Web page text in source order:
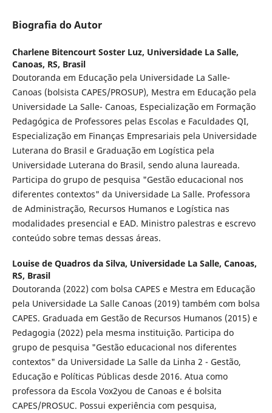
Biografia do Autor
Charlene Bitencourt Soster Luz, Universidade La Salle,
Canoas, RS, Brasil
Doutoranda em Educação pela Universidade La Salle-
Canoas (bolsista CAPES/PROSUP), Mestra em Educação pela
Universidade La Salle- Canoas, Especialização em Formação
Pedagógica de Professores pelas Escolas e Faculdades QI,
Especialização em Finanças Empresariais pela Universidade
Luterana do Brasil e Graduação em Logística pela
Universidade Luterana do Brasil, sendo aluna laureada.
Participa do grupo de pesquisa "Gestão educacional nos
diferentes contextos" da Universidade La Salle. Professora
de Administração, Recursos Humanos e Logística nas
modalidades presencial e EAD. Ministro palestras e escrevo
conteúdo sobre temas dessas áreas.
Louise de Quadros da Silva, Universidade La Salle, Canoas,
RS, Brasil
Doutoranda (2022) com bolsa CAPES e Mestra em Educação
pela Universidade La Salle Canoas (2019) também com bolsa
CAPES. Graduada em Gestão de Recursos Humanos (2015) e
Pedagogia (2022) pela mesma instituição. Participa do
grupo de pesquisa "Gestão educacional nos diferentes
contextos" da Universidade La Salle da Linha 2 - Gestão,
Educação e Políticas Públicas desde 2016. Atua como
professora da Escola Vox2you de Canoas e é bolsita
CAPES/PROSUC. Possui experiência com pesquisa,